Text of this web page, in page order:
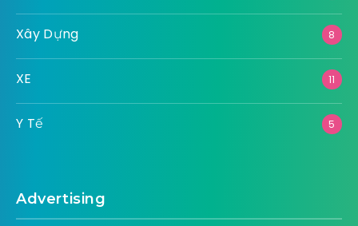
Xây Dựng 8
XE 11
Y Tế 5
Advertising